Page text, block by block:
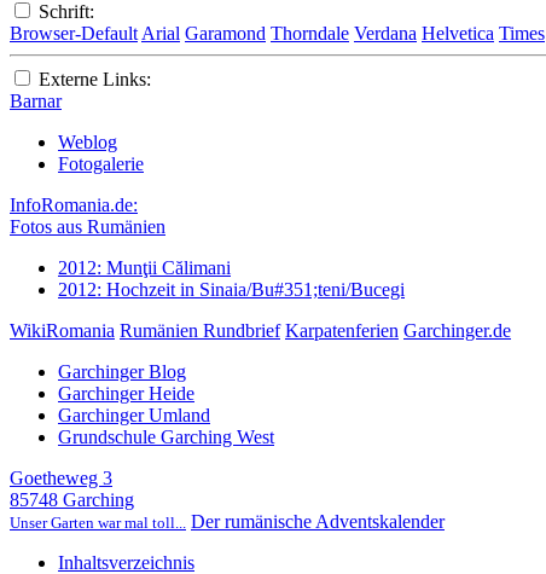
Schrift:
Browser-Default Arial Garamond Thorndale Verdana Helvetica Times
Externe Links:
Barnar
Weblog
Fotogalerie
InfoRomania.de:
Fotos aus Rumänien
2012: Munţii Călimani
2012: Hochzeit in Sinaia/Bu#351;teni/Bucegi
WikiRomania Rumänien Rundbrief Karpatenferien Garchinger.de
Garchinger Blog
Garchinger Heide
Garchinger Umland
Grundschule Garching West
Goetheweg 3
85748 Garching
Unser Garten war mal toll... Der rumänische Adventskalender
Inhaltsverzeichnis